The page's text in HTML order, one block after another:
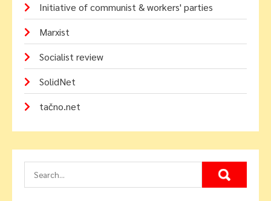
Initiative of communist & workers' parties
Marxist
Socialist review
SolidNet
tačno.net